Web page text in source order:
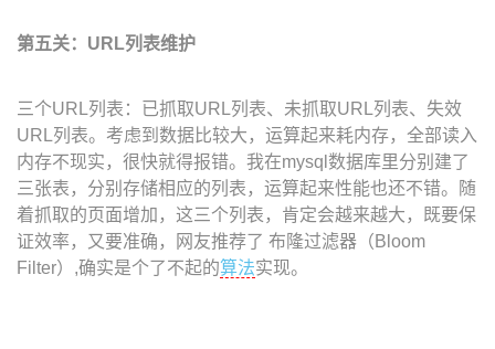
第五关：URL列表维护
三个URL列表：已抓取URL列表、未抓取URL列表、失效
URL列表。考虑到数据比较大，运算起来耗内存，全部读入
内存不现实，很快就得报错。我在mysql数据库里分别建了
三张表，分别存储相应的列表，运算起来性能也还不错。随
着抓取的页面增加，这三个列表，肯定会越来越大，既要保
证效率，又要准确，网友推荐了 布隆过滤器（Bloom
Filter）,确实是个了不起的算法实现。